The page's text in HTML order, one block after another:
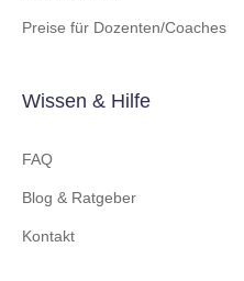
Preise für Dozenten/Coaches
Wissen & Hilfe
FAQ
Blog & Ratgeber
Kontakt